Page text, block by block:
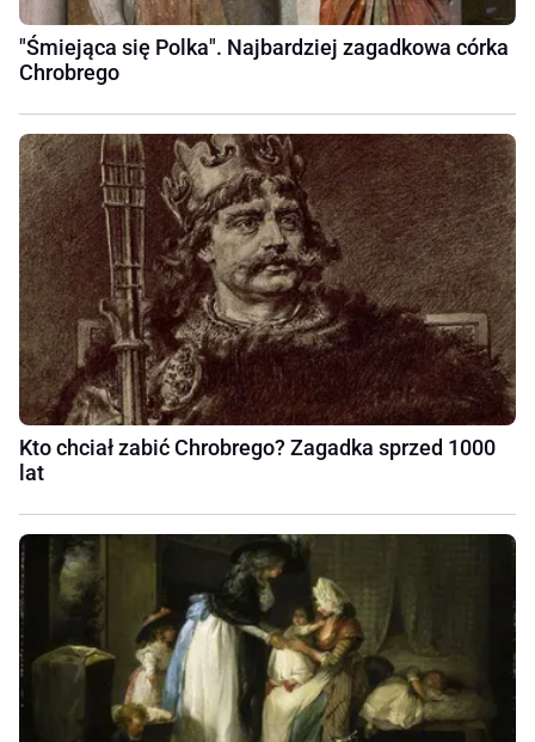
"Śmiejąca się Polka". Najbardziej zagadkowa córka
Chrobrego
Kto chciał zabić Chrobrego? Zagadka sprzed 1000
lat